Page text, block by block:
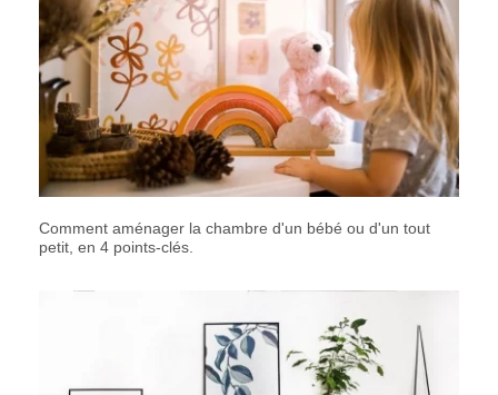
Comment aménager la chambre d'un bébé ou d'un tout
petit, en 4 points-clés.